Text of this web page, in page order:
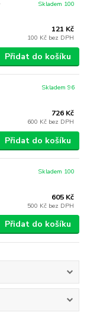
121 Kč
100 Kč bez DPH
Skladem 100
Přidat do košíku
726 Kč
600 Kč bez DPH
Skladem 96
Přidat do košíku
605 Kč
500 Kč bez DPH
Skladem 100
Přidat do košíku